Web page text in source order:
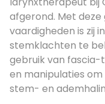
afgerond. Met
vaardigheden is zij
stemklachten te
gebruik van fascia-
en manipulaties
stem- en